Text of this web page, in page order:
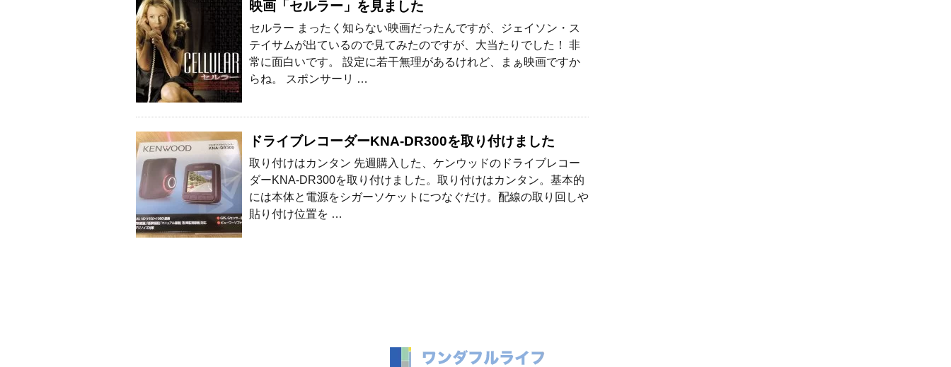
映画「セルラー」を見ました
セルラー まったく知らない映画だったんですが、ジェイソン・ス
テイサムが出ているので見てみたのですが、大当たりでした！ 非
常に面白いです。 設定に若干無理があるけれど、まぁ映画ですか
らね。 スポンサーリ …
ドライブレコーダーKNA-DR300を取り付けました
取り付けはカンタン 先週購入した、ケンウッドのドライブレコー
ダーKNA-DR300を取り付けました。取り付けはカンタン。基本的
には本体と電源をシガーソケットにつなぐだけ。配線の取り回しや
貼り付け位置を …